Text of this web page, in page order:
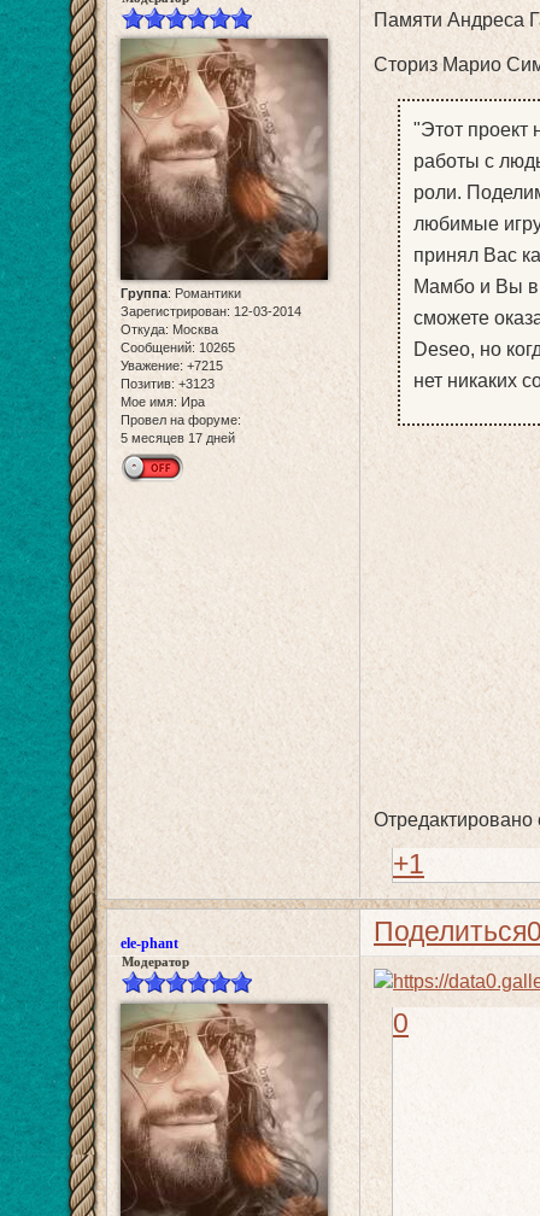
Группа: Романтики
Зарегистрирован: 12-03-2014
Откуда: Москва
Сообщений: 10265
Уважение: +7215
Позитив: +3123
Мое имя: Ира
Провел на форуме:
5 месяцев 17 дней
Памяти Андреса
Сториз Марио
"Этот
работы с
роли.
любимые
принял Вас
Мамбо и Вы
сможете
Deseo, но
нет никаких
Отредактировано
+1
Поделиться
ele-phant
Модератор
0